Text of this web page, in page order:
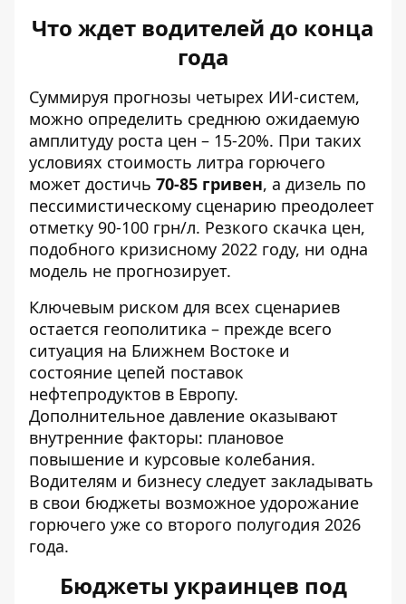
Что ждет водителей до конца
года
Суммируя прогнозы четырех ИИ-систем,
можно определить среднюю ожидаемую
амплитуду роста цен – 15-20%. При таких
условиях стоимость литра горючего
может достичь 70-85 гривен, а дизель по
пессимистическому сценарию преодолеет
отметку 90-100 грн/л. Резкого скачка цен,
подобного кризисному 2022 году, ни одна
модель не прогнозирует.
Ключевым риском для всех сценариев
остается геополитика – прежде всего
ситуация на Ближнем Востоке и
состояние цепей поставок
нефтепродуктов в Европу.
Дополнительное давление оказывают
внутренние факторы: плановое
повышение и курсовые колебания.
Водителям и бизнесу следует закладывать
в свои бюджеты возможное удорожание
горючего уже со второго полугодия 2026
года.
Бюджеты украинцев под